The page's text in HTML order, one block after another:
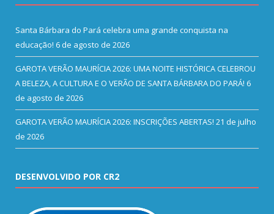
Santa Bárbara do Pará celebra uma grande conquista na
educação! 6 de agosto de 2026
GAROTA VERÃO MAURÍCIA 2026: UMA NOITE HISTÓRICA CELEBROU
A BELEZA, A CULTURA E O VERÃO DE SANTA BÁRBARA DO PARÁ! 6
de agosto de 2026
GAROTA VERÃO MAURÍCIA 2026: INSCRIÇÕES ABERTAS! 21 de julho
de 2026
DESENVOLVIDO POR CR2